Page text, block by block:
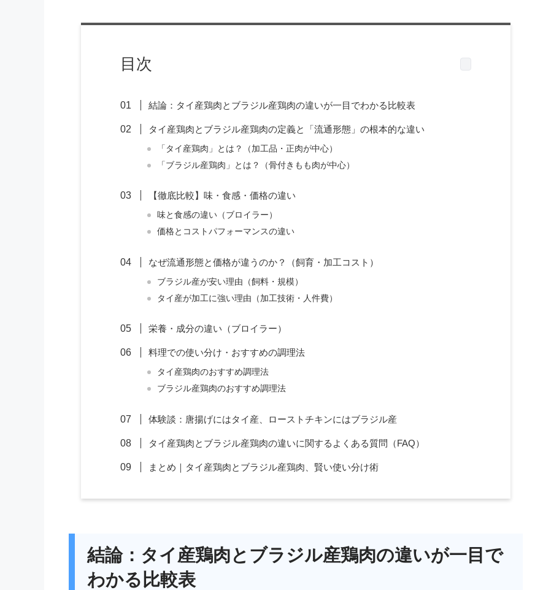
目次
結論：タイ産鶏肉とブラジル産鶏肉の違いが一目でわかる比較表
タイ産鶏肉とブラジル産鶏肉の定義と「流通形態」の根本的な違い
「タイ産鶏肉」とは？（加工品・正肉が中心）
「ブラジル産鶏肉」とは？（骨付きもも肉が中心）
【徹底比較】味・食感・価格の違い
味と食感の違い（ブロイラー）
価格とコストパフォーマンスの違い
なぜ流通形態と価格が違うのか？（飼育・加工コスト）
ブラジル産が安い理由（飼料・規模）
タイ産が加工に強い理由（加工技術・人件費）
栄養・成分の違い（ブロイラー）
料理での使い分け・おすすめの調理法
タイ産鶏肉のおすすめ調理法
ブラジル産鶏肉のおすすめ調理法
体験談：唐揚げにはタイ産、ローストチキンにはブラジル産
タイ産鶏肉とブラジル産鶏肉の違いに関するよくある質問（FAQ）
まとめ｜タイ産鶏肉とブラジル産鶏肉、賢い使い分け術
結論：タイ産鶏肉とブラジル産鶏肉の違いが一目で
わかる比較表